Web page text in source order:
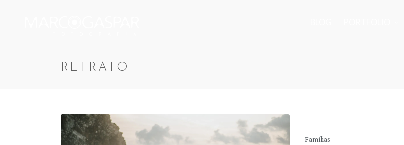
RETRATO
Posted
Famílias